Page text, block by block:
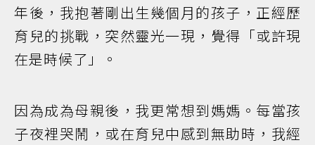
年後，我抱著剛出生幾個月的孩子，正經歷
育兒的挑戰，突然靈光一現，覺得「或許現
在是時候了」。
因為成為母親後，我更常想到媽媽。每當孩
子夜裡哭鬧，或在育兒中感到無助時，我經